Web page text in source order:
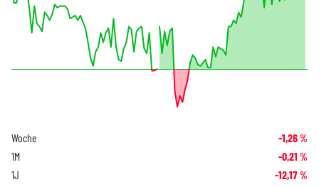
Woche -1,26%
1M -0,21 %
1J -12,17%